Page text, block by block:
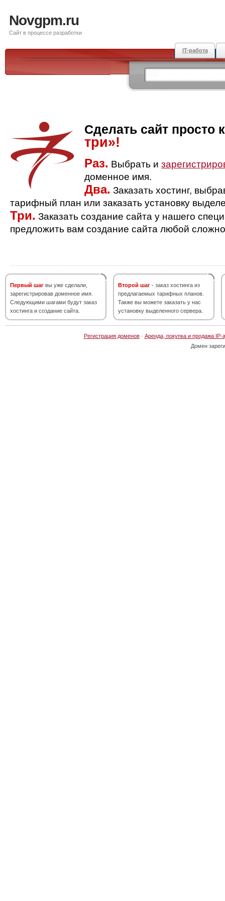
Novgpm.ru
Сайт в процессе разработки
IT-работа
Сделать сайт просто
три»!
Раз. Выбрать и
доменное имя.
Два. Заказать хостинг,
тарифный план или заказать установку
Три. Заказать создание сайта у нашего
предложить вам создание сайта любой
Первый шаг вы уже сделали,
зарегистрировав доменное имя.
Следующими шагами будут заказ
хостинга и создание сайта.
Второй шаг - заказ хостинга из
предлагаемых тарифных планов.
Также вы можете заказать у нас
установку выделенного сервера.
Регистрация доменов· Аренда, покупка и продажа IP-
Домен